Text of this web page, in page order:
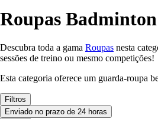
Roupas Badminton
Descubra toda a gama Roupas nesta
sessões de treino ou mesmo competições!
Esta categoria oferece um guarda-roupa
Filtros
Enviado no prazo de 24 horas